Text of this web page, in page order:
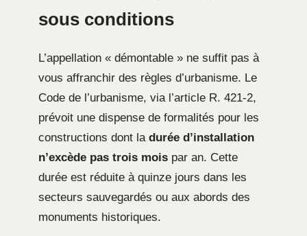
sous conditions
L’appellation « démontable » ne suffit pas à
vous affranchir des règles d’urbanisme. Le
Code de l’urbanisme, via l’article R. 421-2,
prévoit une dispense de formalités pour les
constructions dont la durée d’installation
n’excède pas trois mois par an. Cette
durée est réduite à quinze jours dans les
secteurs sauvegardés ou aux abords des
monuments historiques.